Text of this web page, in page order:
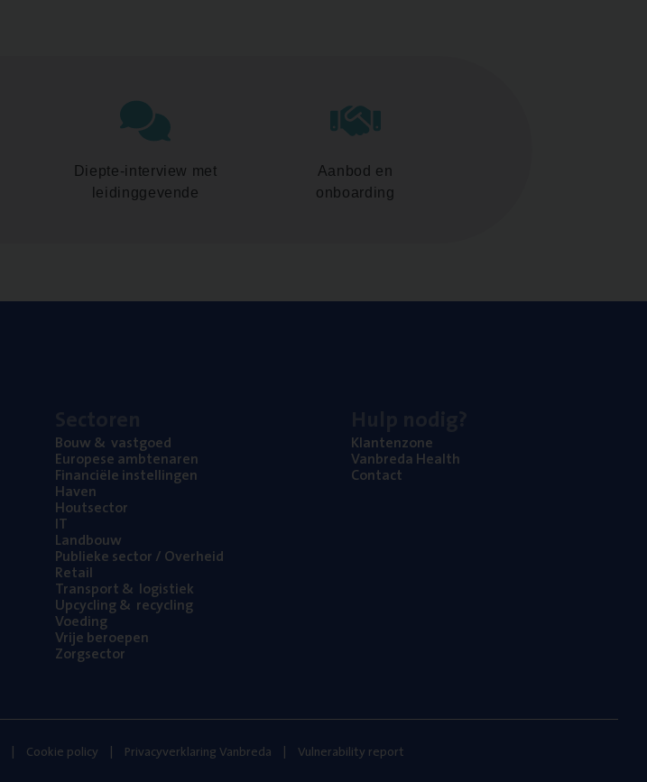
Diepte-interview met
leidinggevende
Aanbod en
onboarding
Bouw& vastgoed
Euro­pe­se ambtenaren
Finan­ci­ë­le instellingen
Haven
Hout­sec­tor
IT
Land­bouw
Publie­ke sec­tor / Overheid
Retail
Trans­port& logistiek
Upcy­cling& recycling
Voe­ding
Vrije beroe­pen
Zorg­sec­tor
Klan­ten­zo­ne
Van­b­re­da Health
Con­tact
Cookie policy Privacyverklaring Vanbreda Vulnerability report